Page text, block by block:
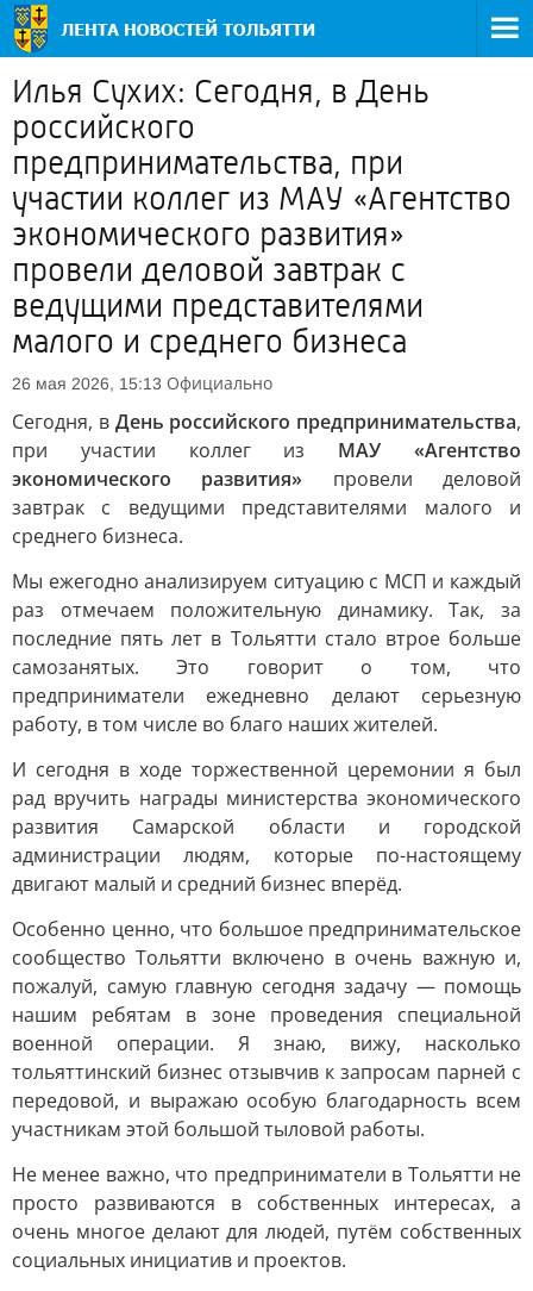
Илья Сухих: Сегодня, в День
российского
предпринимательства, при
участии коллег из МАУ «Агентство
экономического развития»
провели деловой завтрак с
ведущими представителями
малого и среднего бизнеса
26 мая 2026, 15:13 Официально
Сегодня, в День российского предпринимательства,
при участии коллег из МАУ «Агентство
экономического развития» провели деловой
завтрак с ведущими представителями малого и
среднего бизнеса.
Мы ежегодно анализируем ситуацию с МСП и каждый
раз отмечаем положительную динамику. Так, за
последние пять лет в Тольятти стало втрое больше
самозанятых. Это говорит о том, что
предприниматели ежедневно делают серьезную
работу, в том числе во благо наших жителей.
И сегодня в ходе торжественной церемонии я был
рад вручить награды министерства экономического
развития Самарской области и городской
администрации людям, которые по-настоящему
двигают малый и средний бизнес вперёд.
Особенно ценно, что большое предпринимательское
сообщество Тольятти включено в очень важную и,
пожалуй, самую главную сегодня задачу — помощь
нашим ребятам в зоне проведения специальной
военной операции. Я знаю, вижу, насколько
тольяттинский бизнес отзывчив к запросам парней с
передовой, и выражаю особую благодарность всем
участникам этой большой тыловой работы.
Не менее важно, что предприниматели в Тольятти не
просто развиваются в собственных интересах, а
очень многое делают для людей, путём собственных
социальных инициатив и проектов.